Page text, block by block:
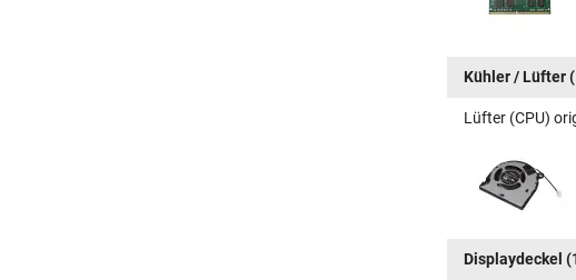
Kühler / Lüfter
Lüfter (CPU)
Displaydeckel